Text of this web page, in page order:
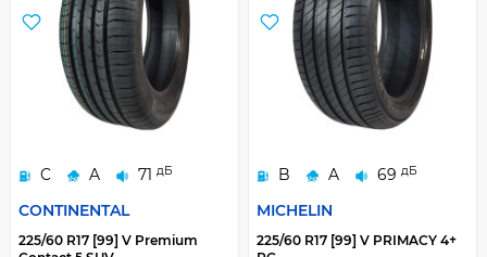
C A 71 дБ
CONTINENTAL
225/60 R17 [99] V Premium
B A 69 дБ
MICHELIN
225/60 R17 [99] V PRIMACY 4+